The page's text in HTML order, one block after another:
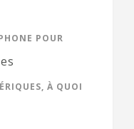
POUR
À QUOI